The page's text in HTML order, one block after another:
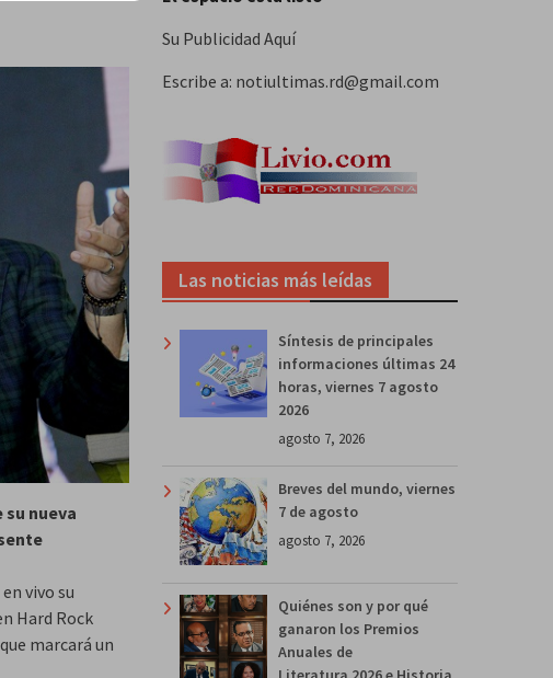
nueva
vivo su
Hard Rock
marcará un
Su Publicidad Aquí
Escribe a: notiultimas.rd@gmail.com
Las noticias más leídas
Síntesis de principales
informaciones últimas 24
horas, viernes 7 agosto
2026
agosto 7, 2026
Breves del mundo, viernes
7 de agosto
agosto 7, 2026
Quiénes son y por qué
ganaron los Premios
Anuales de